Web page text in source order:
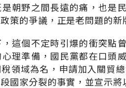
朝野之間長遠的痛，也是
策的爭議，正是老問題的新
這個不定時引爆的衝突點
理準備，國民黨都在口頭
領域為名，申請加入關貿
國家分裂的事實，並宣示